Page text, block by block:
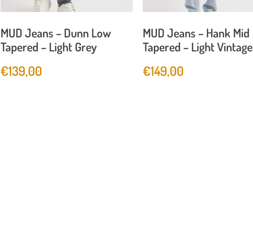
MUD Jeans – Dunn Low
Tapered – Light Grey
€139,00
MUD Jeans – Hank Mid
Tapered – Light Vintage
€149,00